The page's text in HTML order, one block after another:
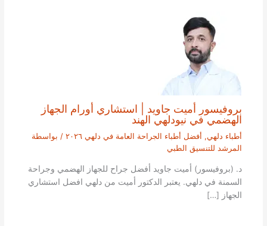
بروفيسور أميت جاويد | استشاري أورام الجهاز
الهضمي في نيودلهي الهند
أطباء دلهي, أفضل أطباء الجراحة العامة في دلهي ٢٠٢٦
/ بواسطة
المرشد للتنسيق الطبي
د. (بروفيسور) أميت جاويد أفضل جراح للجهاز الهضمي وجراحة
السمنة في دلهي. يعتبر الدكتور أميت من دلهي افضل استشاري
الجهاز […]